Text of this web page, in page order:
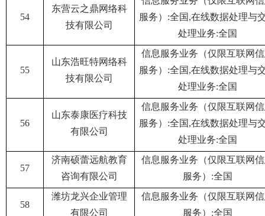
54
东营云之鼎网络科
技有限公司
服务）:全国,在线数据处理与
处理业务:全国
55
山东浩旺特网络科
技有限公司
信息服务业务（仅限互联网
服务）:全国,在线数据处理与
处理业务:全国
56
山东泰康医疗科技
有限公司
信息服务业务（仅限互联网
服务）:全国,在线数据处理与
处理业务:全国
57
济南硕蕾远航教育
咨询有限公司
信息服务业务（仅限互联网
服务）:全国
58
潍坊龙兴企业管理
有限公司
信息服务业务（仅限互联网
服务）:全国